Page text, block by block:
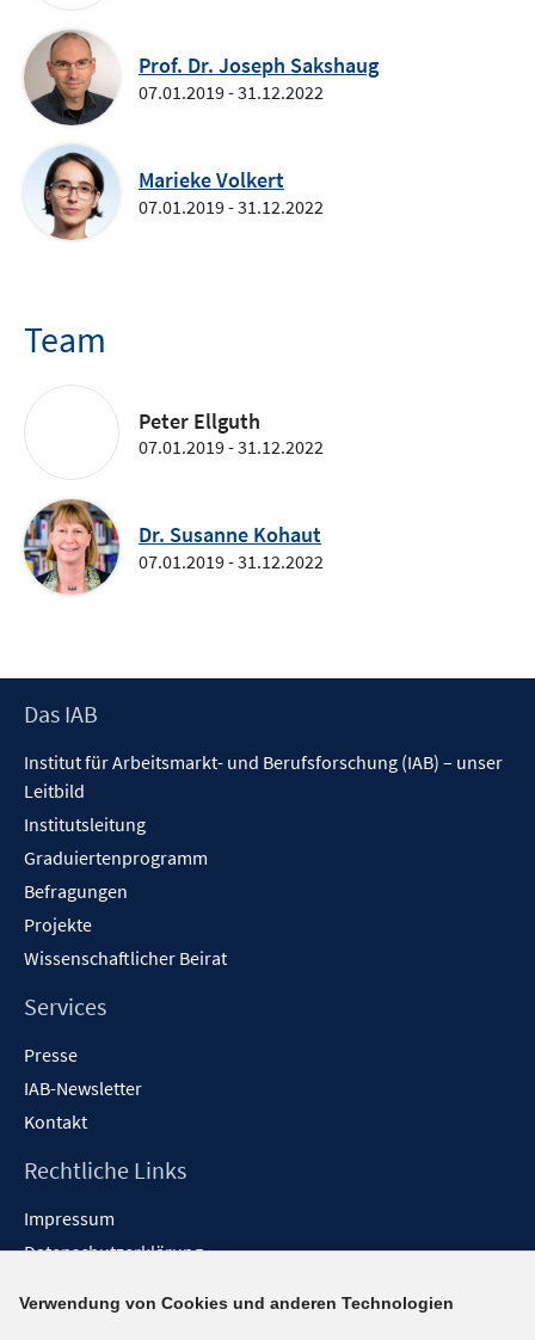
Prof. Dr. Joseph Sakshaug
07.01.2019 - 31.12.2022
Marieke Volkert
07.01.2019 - 31.12.2022
Team
Peter Ellguth
07.01.2019 - 31.12.2022
Dr. Susanne Kohaut
07.01.2019 - 31.12.2022
Footer
Das IAB
Institut für Arbeitsmarkt- und Berufsforschung (IAB) – unser
Leitbild
Institutsleitung
Graduiertenprogramm
Befragungen
Projekte
Wissenschaftlicher Beirat
Services
Presse
IAB-Newsletter
Kontakt
Rechtliche Links
Impressum
Datenschutzerklärung
Barrieren melden
Verwendung von Cookies und anderen Technologien